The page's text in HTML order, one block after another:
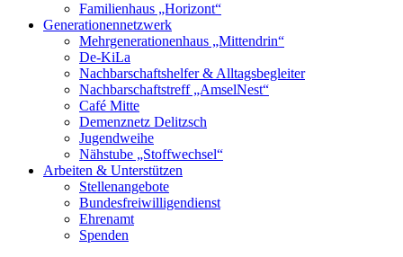
Familienhaus „Horizont“
Generationennetzwerk
Mehrgenerationenhaus „Mittendrin“
De-KiLa
Nachbarschaftshelfer & Alltagsbegleiter
Nachbarschaftstreff „AmselNest“
Café Mitte
Demenznetz Delitzsch
Jugendweihe
Nähstube „Stoffwechsel“
Arbeiten & Unterstützen
Stellenangebote
Bundesfreiwilligendienst
Ehrenamt
Spenden